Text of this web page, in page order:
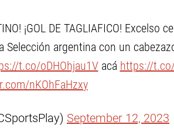
¡GOL DE TAGLIAFICO! Excelso
Selección argentina con un
t.co/oDHOhjau1Vacá https://
nKOhFaHzxy
September 12, 2023